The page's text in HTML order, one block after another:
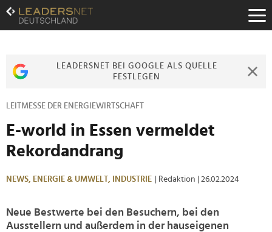
Zum
Inhalt
Zur
Zur
LEADERSNET BEI GOOGLE ALS QUELLE
FESTLEGEN
LEITMESSE DER ENERGIEWIRTSCHAFT
E-world in Essen vermeldet
Rekordandrang
NEWS, ENERGIE & UMWELT, INDUSTRIE | Redaktion | 26.02.2024
Neue Bestwerte bei den Besuchern, bei den
Ausstellern und außerdem in der hauseigenen